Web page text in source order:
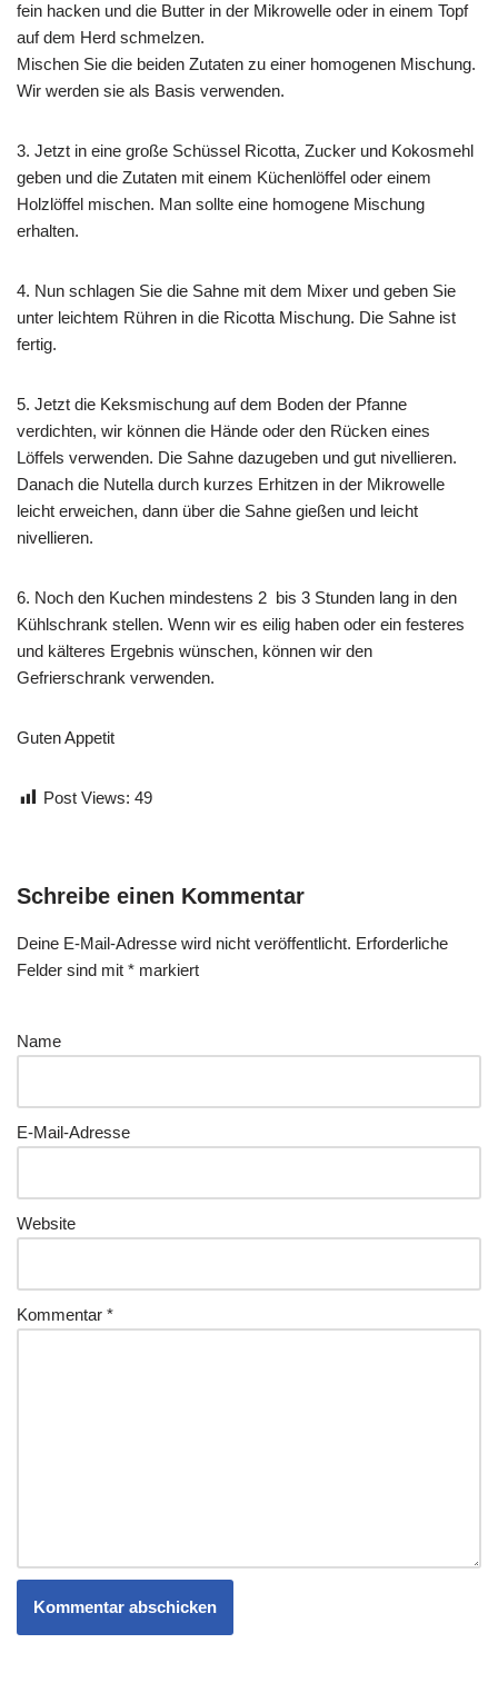
fein hacken und die Butter in der Mikrowelle oder in einem Topf
auf dem Herd schmelzen.
Mischen Sie die beiden Zutaten zu einer homogenen Mischung.
Wir werden sie als Basis verwenden.
3. Jetzt in eine große Schüssel Ricotta, Zucker und Kokosmehl
geben und die Zutaten mit einem Küchenlöffel oder einem
Holzlöffel mischen. Man sollte eine homogene Mischung
erhalten.
4. Nun schlagen Sie die Sahne mit dem Mixer und geben Sie
unter leichtem Rühren in die Ricotta Mischung. Die Sahne ist
fertig.
5. Jetzt die Keksmischung auf dem Boden der Pfanne
verdichten, wir können die Hände oder den Rücken eines
Löffels verwenden. Die Sahne dazugeben und gut nivellieren.
Danach die Nutella durch kurzes Erhitzen in der Mikrowelle
leicht erweichen, dann über die Sahne gießen und leicht
nivellieren.
6. Noch den Kuchen mindestens 2 bis 3 Stunden lang in den
Kühlschrank stellen. Wenn wir es eilig haben oder ein festeres
und kälteres Ergebnis wünschen, können wir den
Gefrierschrank verwenden.
Guten Appetit
Post Views: 49
Schreibe einen Kommentar
Deine E-Mail-Adresse wird nicht veröffentlicht. Erforderliche
Felder sind mit * markiert
Name
E-Mail-Adresse
Website
Kommentar *